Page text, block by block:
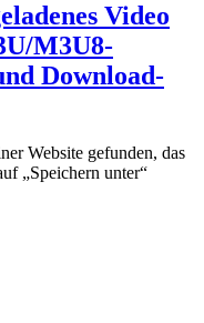
Video
M3U8-
Download-
Website gefunden, das
„Speichern unter“